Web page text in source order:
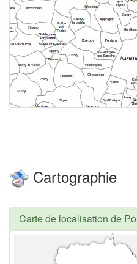
Cartographie
Carte de localisation de